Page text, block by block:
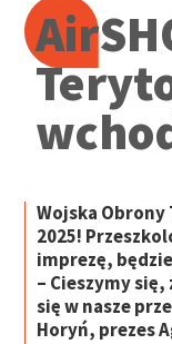
Wojska Obrony
2025!
imprezę,
– Cieszymy
się w nasze
Horyń, prezes